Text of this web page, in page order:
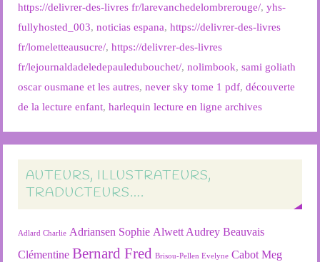
https://delivrer-des-livres fr/larevanchedelombrerouge/,yhs-
fullyhosted_003,noticias espana,https://delivrer-des-livres
fr/lomeletteausucre/,https://delivrer-des-livres
fr/lejournaldadeledepauledubouchet/,nolimbook,sami goliath
oscar ousmane et les autres,never sky tome 1 pdf,découverte
de la lecture enfant,harlequin lecture en ligne archives
AUTEURS, ILLUSTRATEURS,
TRADUCTEURS….
Adlard Charlie Adriansen Sophie Alwett Audrey Beauvais
Clémentine Bernard Fred Brisou-Pellen Evelyne Cabot Meg